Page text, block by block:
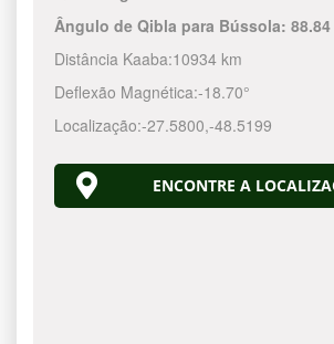
Ângulo de Qibla para Bússola:88.84
Distância Kaaba:10934 km
Deflexão Magnética:-18.70°
Localização:-27.5800,-48.5200
ENCONTRE A